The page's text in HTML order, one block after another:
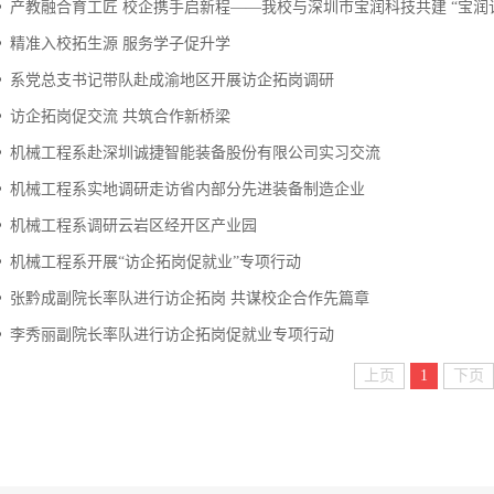
产教融合育工匠 校企携手启新程——我校与深圳市宝润科技共建 “宝润
精准入校拓生源 服务学子促升学
系党总支书记带队赴成渝地区开展访企拓岗调研
访企拓岗促交流 共筑合作新桥梁
机械工程系赴深圳诚捷智能装备股份有限公司实习交流
机械工程系实地调研走访省内部分先进装备制造企业
机械工程系调研云岩区经开区产业园
机械工程系开展“访企拓岗促就业”专项行动
张黔成副院长率队进行访企拓岗 共谋校企合作先篇章
李秀丽副院长率队进行访企拓岗促就业专项行动
上页 1 下页